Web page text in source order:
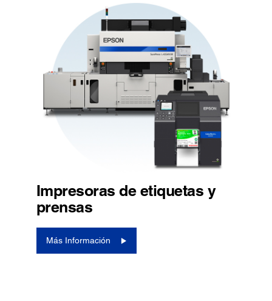
Impresoras de etiquetas y
prensas
Más Información